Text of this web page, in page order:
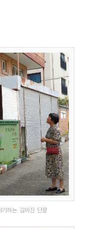
하는 김미진 단장